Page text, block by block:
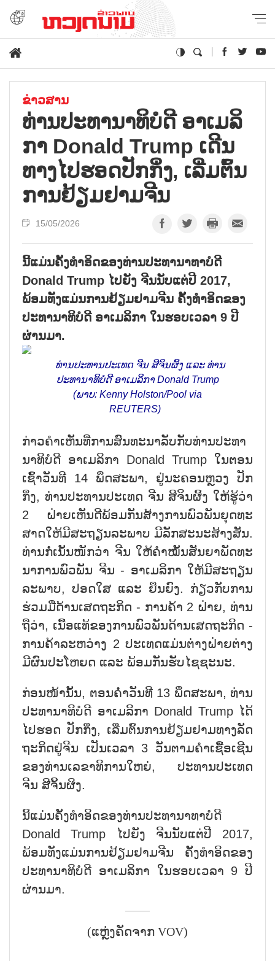
ຂ່າວສານ
ທ່ານ​ປະ​ທາ​ນາ​ທິ​ບໍ​ດີ ອາ​ເມ​ລິ​
ກາ Donald Trump ເດີນ​
ທາງໄປ​ຮອດ​ປັກ​ກິ່ງ, ເລີ່ມ​ຕົ້ນ​
ການ​ຢ້ຽມ​ຢາມ​ຈີນ
15/05/2026
ນີ້​ແມ່ນ​ຄັ້ງ​ທຳ​ອິດ​ຂອງ​ທ່ານ​ປະ​ທາ​ນາ​ທາ​ບໍ​ດີ
Donald Trump ໄປ​ຍັງ ຈີນ​ນັບ​ແຕ່​ປີ 2017,
ພ້ອມ​ທັງ​ແມ່ນ​ການ​ຢ້ຽມ​ຢາມ​ຈີນ ຄັ້ງ​ທຳ​ອິດ​ຂອງ​​
ປະ​ທາ​ນາ​ທິ​ບໍ​ດີ ອາ​ເມ​ລິ​ກາ ໃນ​ຮອບ​ເວ​ລາ 9 ປີ​
ຜ່ານ​ມາ.
ທ່ານປະທານປະເທດ ຈີນ ສີຈິນຜິ້ງ ແລະ ທ່ານ
ປະທານາທິບໍດີ ອາເມລິກາ Donald Trump
(ພາບ: Kenny Holston/Pool via
REUTERS)
ກ່າວ​ຄຳ​ເຫັນ​ທີ່​ການ​ສົນ​ທະ​ນາ​ລັບ​ກັບ​ທ່ານ​ປະ​ທາ​
ນາ​ທ​ິ​ບໍ​ດີ ອາ​ເມ​ລິ​ກາ Donald Trump ໃນ​ຕອນ​
ເຊົ້າ​ວັນ​ທີ 14 ພຶດ​ສະ​ພາ, ຢູ່​ນະ​ຄອນ​ຫຼວງ ປັກ​
ກິ່ງ, ທ່ານ​ປະ​ທານ​ປະ​ເທດ ຈ​ີນ ສີ​ຈິນ​ຜິ້ງ ໃຫ້​ຮູ້​ວ່າ
2 ຝ່າຍ​ເຫັນ​ດີ​ພ້ອມ​ກັນ​ສ້າງ​ການ​ພົວ​ພັນ​ຍຸດ​ທະ​
ສາດ​ໃຫ້​ມີ​ສະ​ຖຽນ​ລະ​ພາບ ມີ​ລັກ​ສະ​ນະ​ສ້າງ​ສັນ.
ທ່ານກໍ່​ເນັ້​ນ​ໜັກ​ວ່າ ຈີນ ໃຫ້​ຄຳ​ໝັ້ນ​ສັນ​ຍາ​ພັດ​ທະ​
ນາ​ການ​ພົວ​ພັນ ຈີນ - ອາ​ເມ​ລິ​ກາ ໃຫ້​ມີ​ສະ​ຖຽນ​
ລະ​ພາບ, ປອ​ດ​ໃສ ແລະ ຍືນ​ຍົງ. ກ່ຽວ​ກັບ​ການ​
ຮ່ວມ​ມື​ດ້ານ​ເສດ​ຖະ​ກິດ - ການ​ຄ້າ 2 ຝ່າຍ, ທ່ານ​
ຖື​ວ່າ, ເນື້ອ​ແທ້​ຂ​ອງ​ການ​ພົວ​ພັນ​ດ້ານ​ເສດ​ຖະ​ກິດ -
ການ​ຄ້າ​ລະ​ຫວ່າງ 2 ປະ​ເທດ​ແມ່ນ​ຕ່າງ​ຝ່າຍ​ຕ່າງ​
ມີ​ຜົນ​ປະ​ໂຫຍດ ແລະ ພ້ອມ​ກັນ​ຮັບ​ໄຊ​ຊະ​ນະ.
ກ່ອນ​ໜ້ານັ້ນ, ຕອນ​ຄ່ຳ​ວັນ​ທີ 13 ພຶດ​ສະ​ພາ, ທ່ານ​
ປະ​ທາ​ນາ​ທິ​ບໍ​ດີ ອາ​ເມ​ລິ​ກາ Donald Trump ໄດ້​
ໄປ​ຮອດ ປັກ​ກິ່ງ, ເລີ່ມ​ຕົ້ນ​ການ​ຢ້ຽມ​ຢາມ​ທາງ​ລັດ​
ຖະ​ກິດ​ຢູ່​ຈີນ ​ເປັນ​ເວ​ລາ 3 ວັນ​ຕາມ​ຄຳ​ເຊື້ອ​ເຊີນ​
ຂອງ​ທ່ານ​ເລ​ຂາ​ທິ​ການ​ໃຫຍ່, ປະ​ທານ​ປະ​ເທດ
ຈີນ ສີ​ຈິ້ນ​ຜິງ.
ນີ້​ແມ່ນ​ຄັ້ງ​ທຳ​ອິດ​ຂອງ​ທ່ານ​ປະ​ທາ​ນາ​ທາ​ບໍ​ດີ
Donald Trump ໄປ​ຍັງ ຈີນ​ນັບ​ແຕ່​ປີ 2017,
ພ້ອມ​ທັງ​ແມ່ນ​ການ​ຢ້ຽມ​ຢາມ​ຈີນ ຄັ້ງ​ທຳ​ອິດ​ຂອງ​​
ປະ​ທາ​ນາ​ທິ​ບໍ​ດີ ອາ​ເມ​ລິ​ກາ ໃນ​ຮອບ​ເວ​ລາ 9 ປີ​
ຜ່ານ​ມາ.
(ແຫຼ່ງຄັດຈາກ VOV)